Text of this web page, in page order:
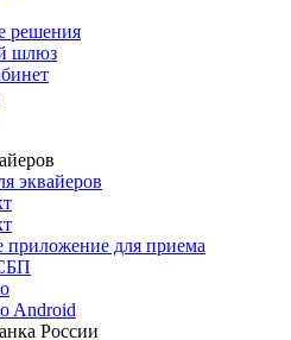
решения
шлюз
эквайеров
приложение для приема
Android
России